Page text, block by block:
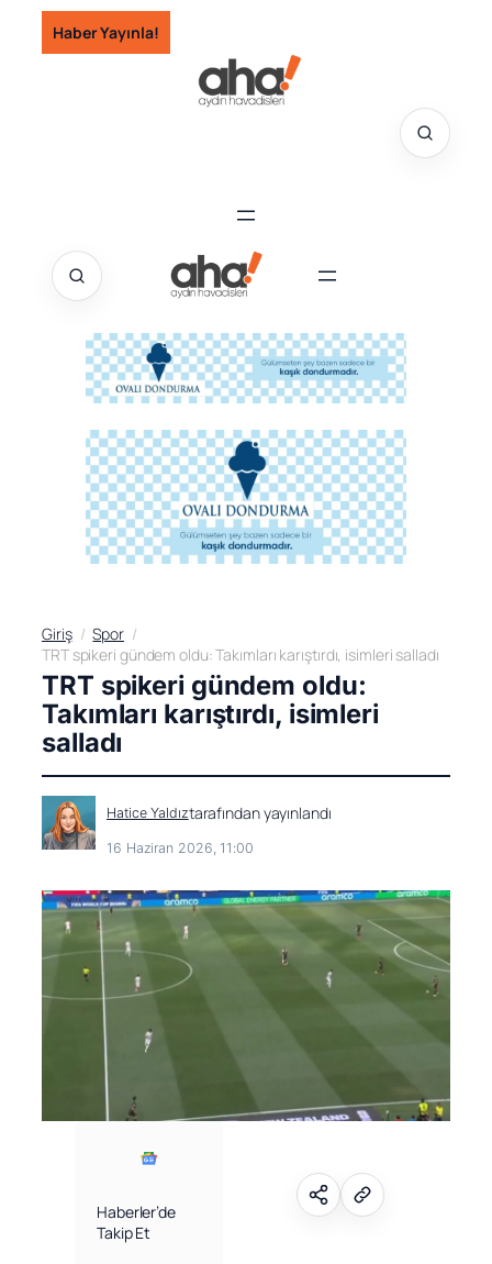
İçeriğe
geç
Haber Yayınla!
Giriş
Spor
TRT spikeri gündem oldu: Takımları karıştırdı, isimleri salladı
TRT spikeri gündem oldu:
Takımları karıştırdı, isimleri
salladı
Hatice Yaldıztarafından yayınlandı
16 Haziran 2026, 11:00
Haberler’de
Takip Et